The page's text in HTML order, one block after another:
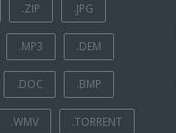
.ZIP .JPG
.MP3 .DEM
.DOC .BMP
.WMV .TORRENT